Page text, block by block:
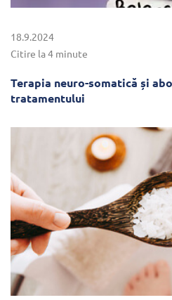
18.9.2024
Citire la 4 minute
Terapia neuro-somatică și
tratamentului